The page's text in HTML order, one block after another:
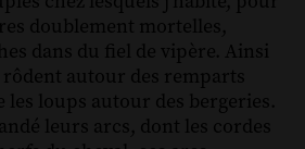
doublement mortelles,
dans du fiel de vipère. Ainsi
rôdent autour des remparts
les loups autour des bergeries.
leurs arcs, dont les cordes